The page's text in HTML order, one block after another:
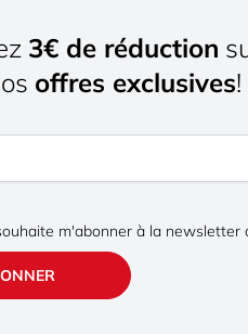
3€ de réduction
offres exclusives!
m'abonner à la newsletter